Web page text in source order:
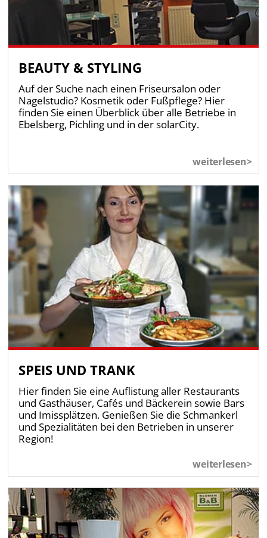
BEAUTY & STYLING
Auf der Suche nach einen Friseursalon oder
Nagelstudio? Kosmetik oder Fußpflege? Hier
finden Sie einen Überblick über alle Betriebe in
Ebelsberg, Pichling und in der solarCity.
weiterlesen>
SPEIS UND TRANK
Hier finden Sie eine Auflistung aller Restaurants
und Gasthäuser, Cafés und Bäckerein sowie Bars
und Imissplätzen. Genießen Sie die Schmankerl
und Spezialitäten bei den Betrieben in unserer
Region!
weiterlesen>